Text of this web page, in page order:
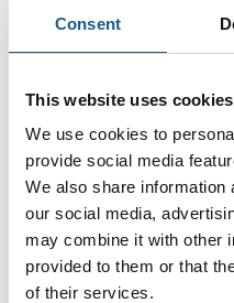
Consent
This website uses cookies
We use cookies to
provide social media
We also share information
our social media,
may combine it with other
provided to them or that
of their services.
ACS180:
nem installation,
let vedligeholdelse
Gør din
med Push-in